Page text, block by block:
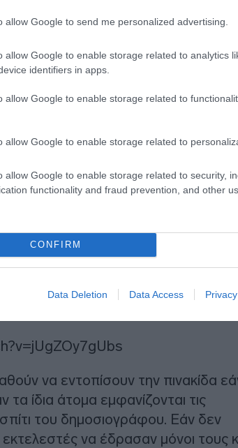
allow Google to send me personalized advertising.
allow Google to enable storage related to analytics
identifiers in apps.
allow Google to enable storage related to
allow Google to enable storage related to
allow Google to enable storage related to security,
functionality and fraud prevention, and other
CONFIRM
Data Deletion Data Access
προς αναζήτηση των
να ακολούθησαν οι δράστες.
στα χέρια τους περισσότερα
πέρασαν οι δράστες όσο και
τηλεοπτικά στούντιο στο
να εντοπίσουν την πινακίδα
τα ίδια άτομα εμφανίζονται τις
του δημοσιογράφου. Εάν δεν
να έδρασαν μόνοι τους